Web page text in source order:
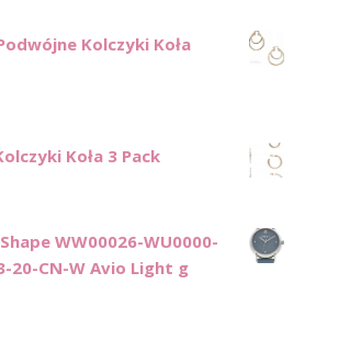
Kolczyki Koła
Koła 3 Pack
WW00026-WU0000-
20-CN-W Avio Light g